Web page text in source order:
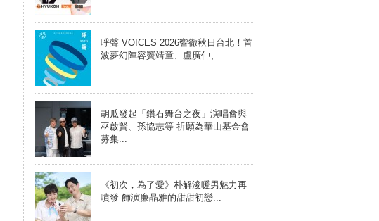
呼聲 VOICES 2026響徹秋日台北！首
波夢幻陣容竇靖童、盧廣仲、...
胡瓜發起「鑽石舞台之夜」演唱會與
巫啟賢、孫協志等 祈願為華山基金會
募集...
《初次，為了愛》朴解浚暖男魅力再
噴發 飾演廉晶雅的甜甜初戀...